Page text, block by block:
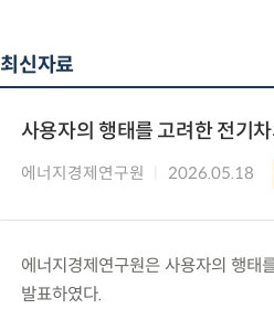
최신자료
사용자의 행태를 고려한 전기
에너지경제연구원 2026.05.18
에너지경제연구원은 사용자의 행태
발표하였다.